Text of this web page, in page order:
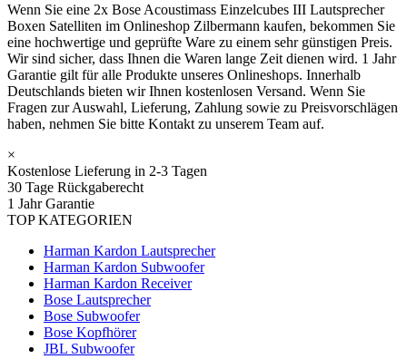
Wenn Sie eine 2x Bose Acoustimass Einzelcubes III Lautsprecher
Boxen Satelliten im Onlineshop Zilbermann kaufen, bekommen Sie
eine hochwertige und geprüfte Ware zu einem sehr günstigen Preis.
Wir sind sicher, dass Ihnen die Waren lange Zeit dienen wird. 1 Jahr
Garantie gilt für alle Produkte unseres Onlineshops. Innerhalb
Deutschlands bieten wir Ihnen kostenlosen Versand. Wenn Sie
Fragen zur Auswahl, Lieferung, Zahlung sowie zu Preisvorschlägen
haben, nehmen Sie bitte Kontakt zu unserem Team auf.
×
Kostenlose Lieferung in 2-3 Tagen
30 Tage Rückgaberecht
1 Jahr Garantie
TOP KATEGORIEN
Harman Kardon Lautsprecher
Harman Kardon Subwoofer
Harman Kardon Receiver
Bose Lautsprecher
Bose Subwoofer
Bose Kopfhörer
JBL Subwoofer